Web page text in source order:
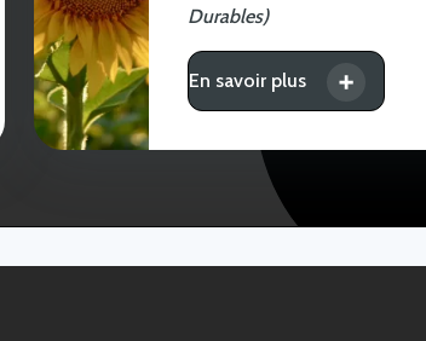
Durables)
En savoir plus